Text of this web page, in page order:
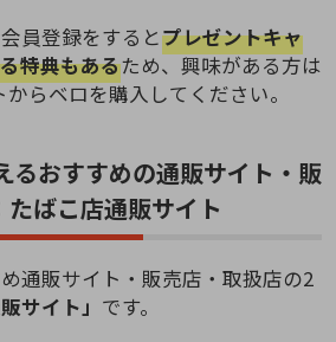
員登録をするとプレゼントキャ
特典もあるため、興味がある方は
らベロを購入してください。
るおすすめの通販サイト・販
ばこ店通販サイト
通販サイト・販売店・取扱店の2
サイト」 です。